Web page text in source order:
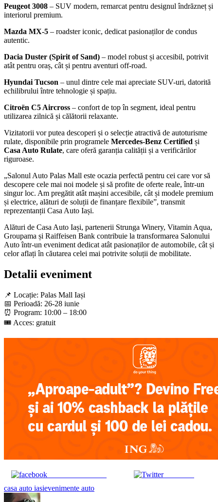
Peugeot 3008 – SUV modern, remarcat pentru designul îndrăzneț și
interiorul premium.
Mazda MX-5 – roadster iconic, dedicat pasionaților de condus
autentic.
Dacia Duster (Spirit of Sand) – model robust și accesibil, potrivit
atât pentru oraș, cât și pentru aventuri off-road.
Hyundai Tucson – unul dintre cele mai apreciate SUV-uri, datorită
echilibrului între tehnologie și spațiu.
Citroën C5 Aircross – confort de top în segment, ideal pentru
utilizarea zilnică și călătorii relaxante.
Vizitatorii vor putea descoperi și o selecție atractivă de autoturisme
rulate, disponibile prin programele Mercedes-Benz Certified și
Casa Auto Rulate, care oferă garanția calității și a verificărilor
riguroase.
„Salonul Auto Palas Mall este ocazia perfectă pentru cei care vor să
descopere cele mai noi modele și să profite de oferte reale, într-un
singur loc. Am pregătit atât mașini accesibile, cât și modele premium
și electrice, alături de soluții de finanțare flexibile”, transmit
reprezentanții Casa Auto Iași.
Alături de Casa Auto Iași, partenerii Strunga Winery, Vitamin Aqua,
Groupama și Raiffeisen Bank contribuie la transformarea Salonului
Auto într-un eveniment dedicat atât pasionaților de automobile, cât și
celor aflați în căutarea celei mai potrivite soluții de mobilitate.
Detalii eveniment
📌 Locație: Palas Mall Iași
📅 Perioadă: 26-28 iunie
⏰ Program: 10:00 – 18:00
🎟️ Acces: gratuit
Post on X
Tags:
casa auto iasievenimente auto